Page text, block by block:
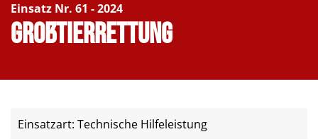
Einsatz Nr. 61 - 2024
Großtierrettung
Einsatzart: Technische Hilfeleistung